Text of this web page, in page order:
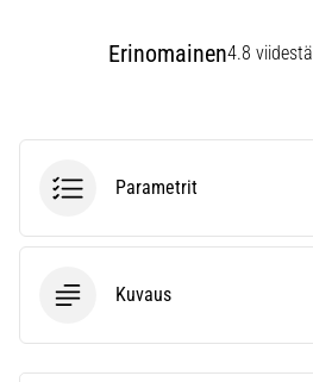
artikkelit
Erinomainen4.8 viidestä
Parametrit
Kuvaus